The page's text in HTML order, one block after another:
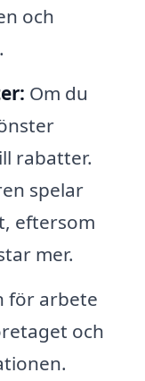
och
Om du
rabatter.
spelar
eftersom
mer.
för arbete
och